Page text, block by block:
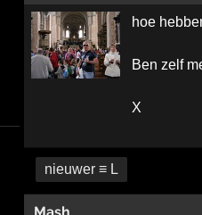
hoe
Ben zelf
X
nieuwer ≡ L